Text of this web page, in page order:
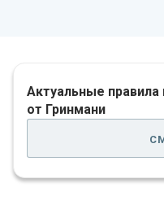
Актуальные
от Гринмани